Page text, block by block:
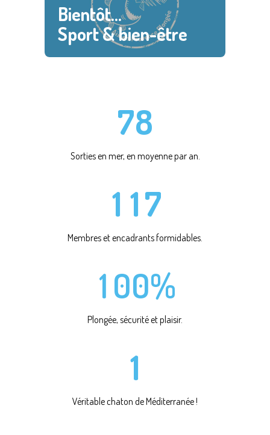
Bientôt…
Sport & bien-être
4
5
7
5
6
8
Sorties en mer, en moyenne par an.
0
1
0
1
2
3
4
5
6
7
Membres et encadrants formidables.
0
1 00%
Plongée, sécurité et plaisir.
0
1
Véritable chaton de Méditerranée !